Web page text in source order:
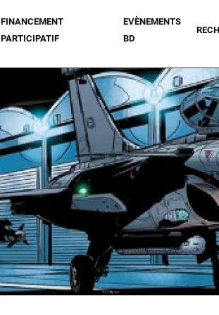
FINANCEMENT
PARTICIPATIF
EVÈNEMENTS
BD